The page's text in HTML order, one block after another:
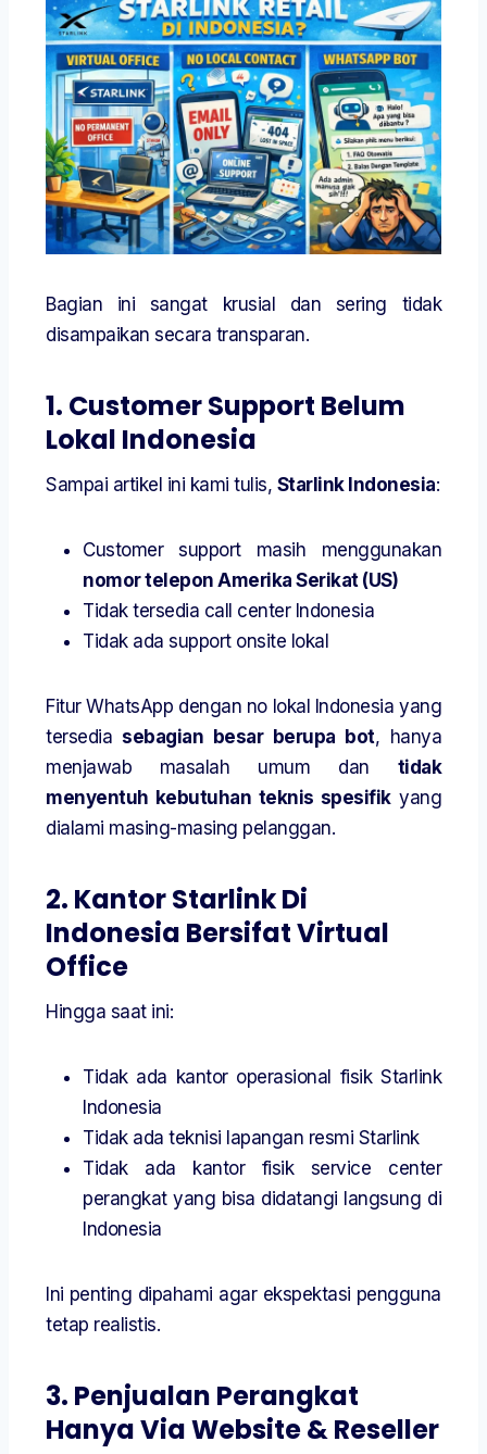
Bagian ini sangat krusial dan sering tidak
disampaikan secara transparan.
1. Customer Support Belum
Lokal Indonesia
Sampai artikel ini kami tulis, Starlink Indonesia:
Customer support masih menggunakan
nomor telepon Amerika Serikat (US)
Tidak tersedia call center Indonesia
Tidak ada support onsite lokal
Fitur WhatsApp dengan no lokal Indonesia yang
tersediasebagian besar berupa bot, hanya
menjawab masalah umum dan tidak
menyentuh kebutuhan teknis spesifikyang
dialami masing-masing pelanggan.
2. Kantor Starlink Di
Indonesia Bersifat Virtual
Office
Hingga saat ini:
Tidak ada kantor operasional fisik Starlink
Indonesia
Tidak ada teknisi lapangan resmi Starlink
Tidak ada kantor fisik service center
perangkat yang bisa didatangi langsung di
Indonesia
Ini penting dipahami agar ekspektasi pengguna
tetap realistis.
3. Penjualan Perangkat
Hanya Via Website & Reseller